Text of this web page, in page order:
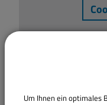
Um Ihnen ein optimales